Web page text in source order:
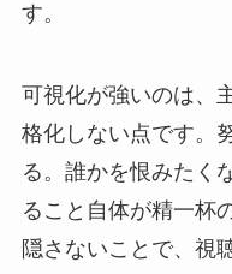
す。
可視化が強いのは、
格化しない点です。
る。誰かを恨みたく
ること自体が精一杯
隠さないことで、視